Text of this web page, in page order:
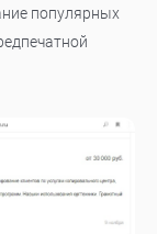
популярных